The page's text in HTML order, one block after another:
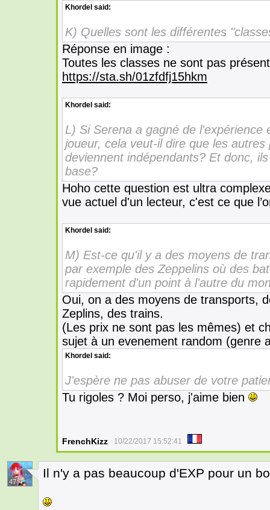
Khordel said:
K) Quelles sont les différentes
Réponse en image :
Toutes les classes ne sont pas
https://sta.sh/01zfdfj15hkm
Khordel said:
L) Si Serena a gagné de
joueur, cela veut-il dire que les
deviennent indépendants? Et donc,
base?
Hoho cette question est ultra
vue actuel d'un lecteur, c'est ce que
Khordel said:
M) Est-ce qu'il y a des moyens de
par exemple des Zeppelins où des
rapidement d'un point à l'autre du
Oui, on a des moyens de transports,
Zeplins, des trains.
(Les prix ne sont pas les mêmes) et
sujet à un evenement random (genre
Khordel said:
J'espère ne pas abuser de votre
Tu rigoles ? Moi perso, j'aime bien
FrenchKizz 10/22/2017 15:52:41
47
Il n'y a pas beaucoup d'EXP pour un